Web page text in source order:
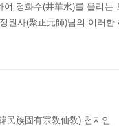
정화수(井華水)를 올리는
원사(聚正元師)님의 이러
자유롭게 참석하도록 개
民族固有宗敎仙敎) 천지인